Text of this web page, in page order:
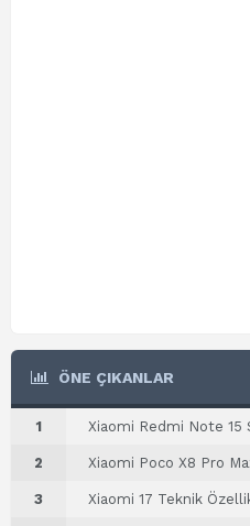
ÖNE ÇIKANLAR
1 Xiaomi Redmi Note 15
2 Xiaomi Poco X8 Pro
3 Xiaomi 17 Teknik